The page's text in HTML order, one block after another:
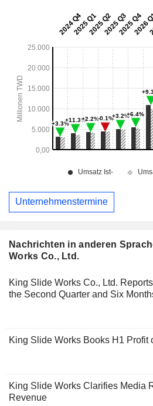
Nachrichten in anderen
Works Co., Ltd.
King Slide Works Co., Ltd.
the Second Quarter and Six
King Slide Works Books H1 Profit
King Slide Works Clarifies Media
Revenue
Unternehmenstermine